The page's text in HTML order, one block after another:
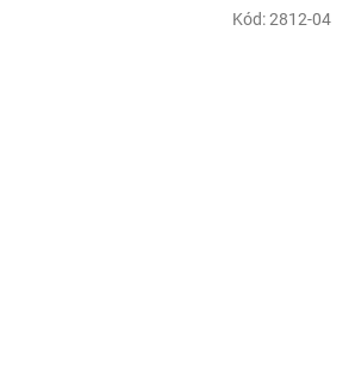
Kód:2812-04